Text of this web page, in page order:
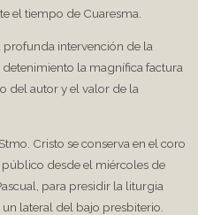
el tiempo de Cuaresma.
profunda intervención de la
la magnífica factura
del autor y el valor de la
Cristo se conserva en el coro
desde el miércoles de
para presidir la liturgia
lateral del bajo presbiterio.